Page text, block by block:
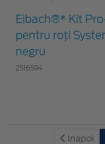
Eibach®* Kit
pentru roți
negru
2516594
Inapoi